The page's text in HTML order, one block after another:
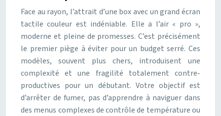
Face au rayon, l’attrait d’une box avec un grand écran
tactile couleur est indéniable. Elle a l’air « pro »,
moderne et pleine de promesses. C’est précisément
le premier piège à éviter pour un budget serré. Ces
modèles, souvent plus chers, introduisent une
complexité et une fragilité totalement contre-
productives pour un débutant. Votre objectif est
d’arrêter de fumer, pas d’apprendre à naviguer dans
des menus complexes de contrôle de température ou